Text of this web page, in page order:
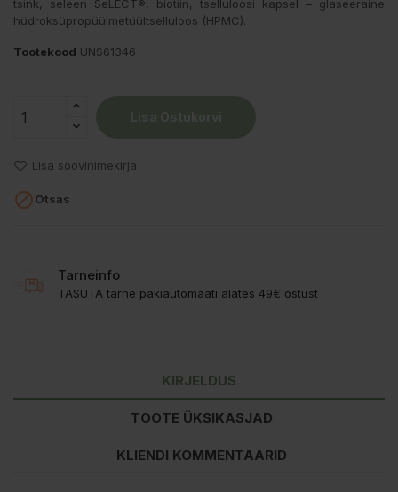
tsink, seleen SeLECT®, biotiin, tselluloosi kapsel – glaseeraine
hüdroksüpropüülmetüültselluloos (HPMC).
Tootekood UNS61346
Lisa soovinimekirja
Otsas
Tarneinfo
TASUTA tarne pakiautomaati alates 49€ ostust
KIRJELDUS
TOOTE ÜKSIKASJAD
KLIENDI KOMMENTAARID